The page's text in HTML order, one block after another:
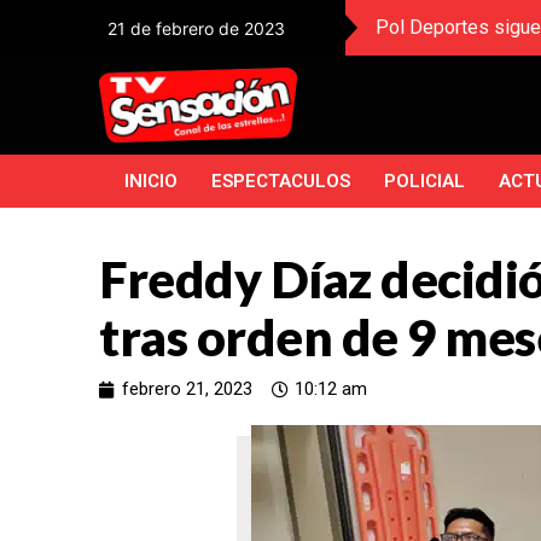
21 de febrero de 2023 Pol Deportes
INICIO ESPECTACULOS POLICIAL
Freddy Díaz
tras orden de 9
febrero 21, 2023 10:12 am